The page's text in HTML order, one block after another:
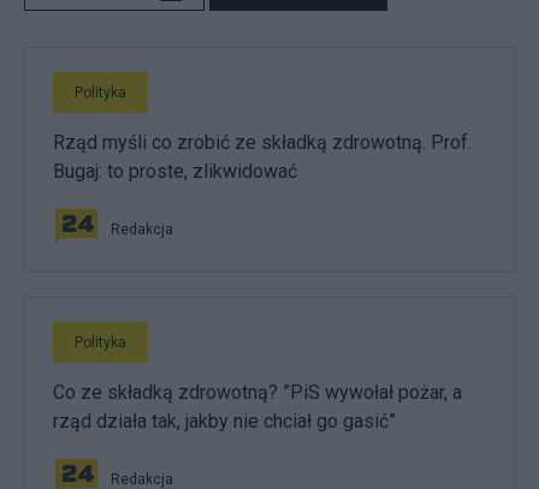
Polityka
Rząd myśli co zrobić ze składką zdrowotną. Prof.
Bugaj: to proste, zlikwidować
Redakcja
Polityka
Co ze składką zdrowotną? ”PiS wywołał pożar, a
rząd działa tak, jakby nie chciał go gasić”
Redakcja